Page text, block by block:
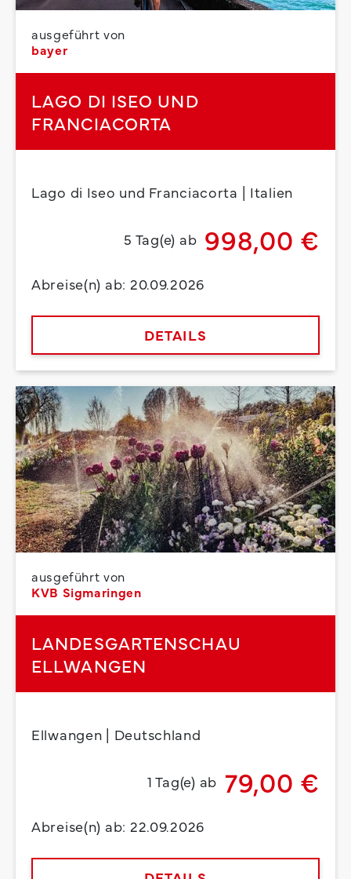
ausgeführt von
bayer
LAGO DI ISEO UND
FRANCIACORTA
Lago di Iseo und Franciacorta | Italien
5 Tag(e) ab 998,00 €
Abreise(n) ab: 20.09.2026
DETAILS
ausgeführt von
KVB Sigmaringen
LANDESGARTENSCHAU
ELLWANGEN
Ellwangen | Deutschland
1 Tag(e) ab 79,00 €
Abreise(n) ab: 22.09.2026